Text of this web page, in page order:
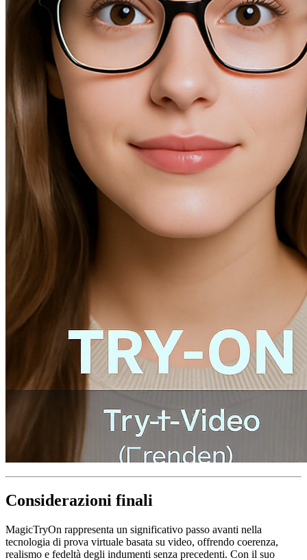
Considerazioni finali
MagicTryOn rappresenta un significativo passo avanti nella
tecnologia di prova virtuale basata su video, offrendo coerenza,
realismo e fedeltà degli indumenti senza precedenti. Con il suo